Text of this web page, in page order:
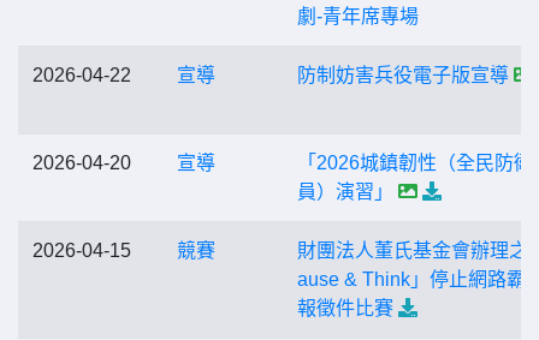
劇-青年席專場
2026-04-22 宣導 防制妨害兵役電子版宣導
2026-04-20 宣導
「2026城鎮韌性（全民防衛
員）演習」
2026-04-15 競賽
財團法人董氏基金會辦理之
ause & Think」停止網路霸
報徵件比賽